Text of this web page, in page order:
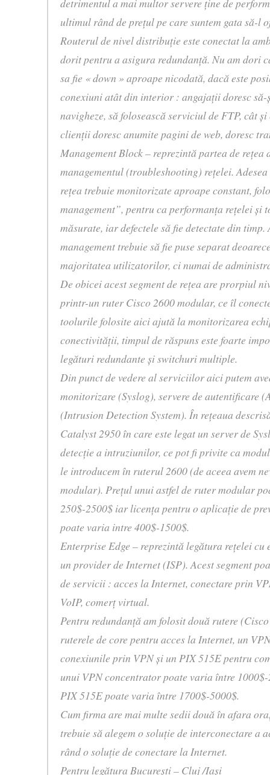
detrimentul a mai multor servere ţine de
ultimul rând de preţul pe care suntem gata să-l
Routerul de nivel distribuţie este conectat la
dorit pentru a asigura redundanţă. Nu am dori
sa fie « down » aproape nicodată, dacă este
conexiuni atât din interior : angajaţii doresc să-
navigheze, să folosească serviciul de FTP, cât
clienţii doresc anumite pagini de web, doresc
Management Block – reprezintă partea de reţea
managementul (troubleshooting) reţelei.
reţea trebuie monitorizate aproape constant,
management”, pentru ca performanţa reţelei şi
măsurate, iar defectele să fie detectate din timp.
management trebuie să fie puse separat
majoritatea utilizatorilor, ci numai de
De obicei acest segment de reţea are prorpiul
printr-un ruter Cisco 2600 modular, ce îl
toolurile folosite aici ajută la monitorizarea
conectivităţii, timpul de răspuns este foarte
legături redundante şi switchuri multiple.
Din punct de vedere al serviciilor aici putem
monitorizare (Syslog), servere de autentificare
(Intrusion Detection System). În reţeaua
Catalyst 2950 în care este legat un server de
detecţie a intruziunilor, ce pot fi privite ca
le introducem în ruterul 2600 (de aceea avem
modular). Preţul unui astfel de ruter modular
250$-2500$ iar licenţa pentru o aplicaţie de
poate varia intre 400$-1500$.
Enterprise Edge – reprezintă legătura reţelei
un provider de Internet (ISP). Acest segment
de servicii : acces la Internet, conectare prin
VoIP, comerţ virtual.
Pentru redundanţă am folosit două rutere
ruterele de core pentru acces la Internet, un
conexiunile prin VPN şi un PIX 515E pentru
unui VPN concentrator poate varia între
PIX 515E poate varia între 1700$-5000$.
Cum firma are mai multe sedii două în afara
trebuie să alegem o soluţie de interconectare a
rând o soluţie de conectare la Internet.
Pentru legătura Bucureşti – Cluj /Iaşi